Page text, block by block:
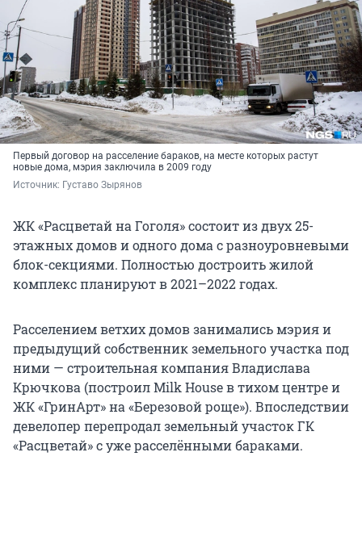
Первый договор на расселение бараков, на месте которых растут
новые дома, мэрия заключила в 2009 году
Источник: Густаво Зырянов
ЖК «Расцветай на Гоголя» состоит из двух 25-
этажных домов и одного дома с разноуровневыми
блок-секциями. Полностью достроить жилой
комплекс планируют в 2021–2022 годах.
Расселением ветхих домов занимались мэрия и
предыдущий собственник земельного участка под
ними — строительная компания Владислава
Крючкова (построил Milk House в тихом центре и
ЖК «ГринАрт» на «Березовой роще»). Впоследствии
девелопер перепродал земельный участок ГК
«Расцветай» с уже расселёнными бараками.